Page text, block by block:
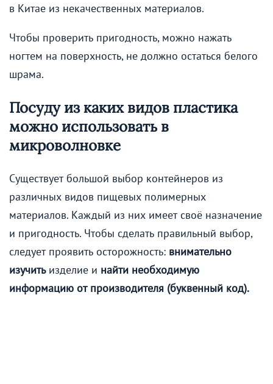
в Китае из некачественных материалов.
Чтобы проверить пригодность, можно нажать
ногтем на поверхность, не должно остаться белого
шрама.
Посуду из каких видов пластика
можно использовать в
микроволновке
Существует большой выбор контейнеров из
различных видов пищевых полимерных
материалов. Каждый из них имеет своё назначение
и пригодность. Чтобы сделать правильный выбор,
следует проявить осторожность: внимательно
изучитьизделие и найти необходимую
информацию от производителя (буквенный код).